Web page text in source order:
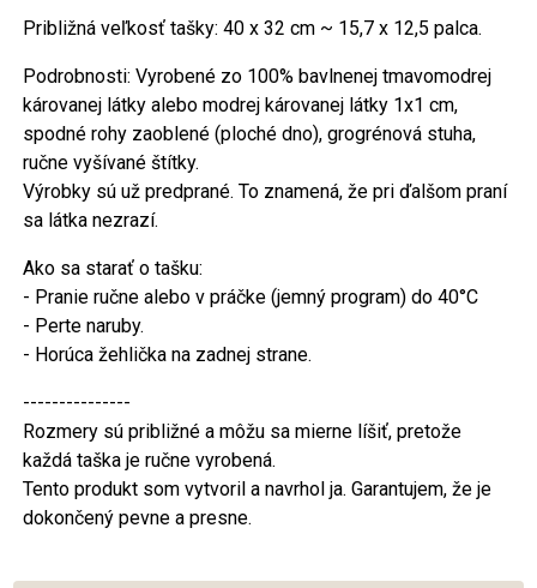
Približná veľkosť tašky: 40 x 32 cm ~ 15,7 x 12,5 palca.
Podrobnosti: Vyrobené zo 100% bavlnenej tmavomodrej
károvanej látky alebo modrej károvanej látky 1x1 cm,
spodné rohy zaoblené (ploché dno), grogrénová stuha,
ručne vyšívané štítky.
Výrobky sú už predprané. To znamená, že pri ďalšom praní
sa látka nezrazí.
Ako sa starať o tašku:
- Pranie ručne alebo v práčke (jemný program) do 40°C
- Perte naruby.
- Horúca žehlička na zadnej strane.
---------------
Rozmery sú približné a môžu sa mierne líšiť, pretože
každá taška je ručne vyrobená.
Tento produkt som vytvoril a navrhol ja. Garantujem, že je
dokončený pevne a presne.